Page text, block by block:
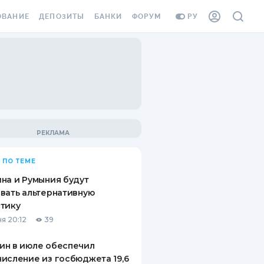
РУ
ВИНЬЕТКА
СОТРУДНИКОВ
ОТ
СЛУЧАЕВ
ДЕПОЗИТЫ
ВОПРОСЫ И ОТВЕТЫ
СБЕРЕЖЕНИЯМ
БАНКИ ФОРУМ
ПО ТЕМЕ
и Румыния будут
альтернативную
20:12 39
в июле обеспечил
из госбюджета 19,6